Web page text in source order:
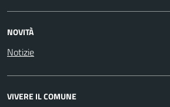
NOVITÀ
Notizie
VIVERE IL COMUNE